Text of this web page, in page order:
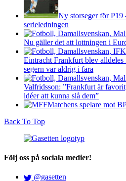
Ny storseger för P19
serieledningen
Nu gäller det att lottningen i
Eintracht Frankfurt blev
segern var aldrig i fara
Valfridsson: ”Frankfurt är
idéer att kunna slå dem”
Matchens spelare mot
Back To Top
Följ oss på sociala medier!
@gasetten